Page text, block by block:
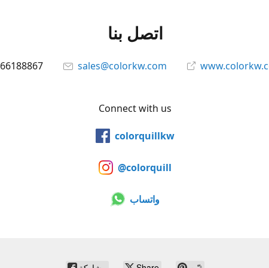
اتصل بنا
66188867 sales@colorkw.com
Connect with us
colorquillkw
@colorquill
واتساب